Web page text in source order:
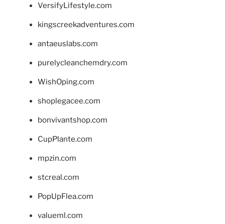
VersifyLifestyle.com
kingscreekadventures.com
antaeuslabs.com
purelycleanchemdry.com
WishOping.com
shoplegacee.com
bonvivantshop.com
CupPlante.com
mpzin.com
stcreal.com
PopUpFlea.com
valueml.com